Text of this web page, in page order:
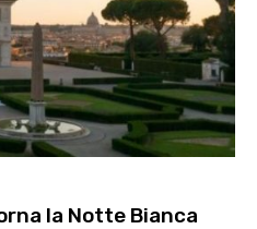
la Notte Bianca